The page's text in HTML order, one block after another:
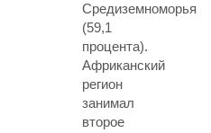
Средиземноморья
(59,1
процента).
Африканский
регион
занимал
второе